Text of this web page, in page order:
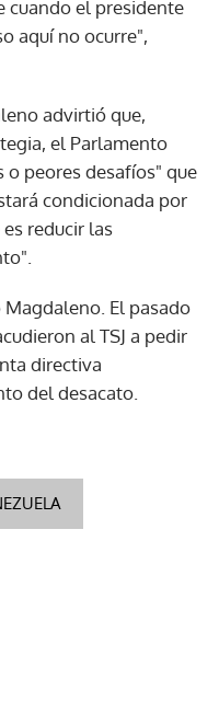
cuando el presidente
aquí no ocurre",
advirtió que,
el Parlamento
o peores desafíos" que
condicionada por
reducir las
El pasado
al TSJ a pedir
directiva
del desacato.